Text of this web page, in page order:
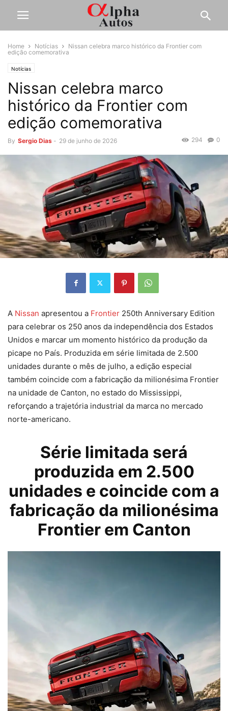
Home Notícias
Nissan celebra marco histórico da Frontier com
edição comemorativa
Notícias
Nissan celebra marco
histórico da Frontier com
edição comemorativa
By Sergio Dias - 29 de junho de 2026 0
294
A Nissan apresentou a Frontier 250th Anniversary Edition
para celebrar os 250 anos da independência dos Estados
Unidos e marcar um momento histórico da produção da
picape no País. Produzida em série limitada de 2.500
unidades durante o mês de julho, a edição especial
também coincide com a fabricação da milionésima Frontier
na unidade de Canton, no estado do Mississippi,
reforçando a trajetória industrial da marca no mercado
norte-americano.
Série limitada será
produzida em 2.500
unidades e coincide com a
fabricação da milionésima
Frontier em Canton